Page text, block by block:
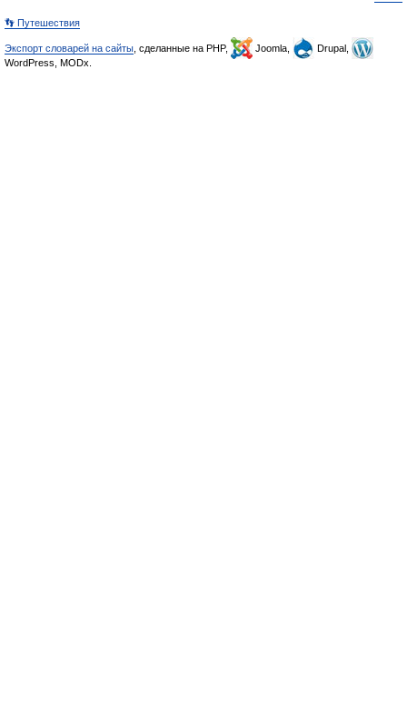
👣 Путешествия
Экспорт словарей на сайты , сделанные на PHP, Joomla,
Drupal,
WordPress, MODx.